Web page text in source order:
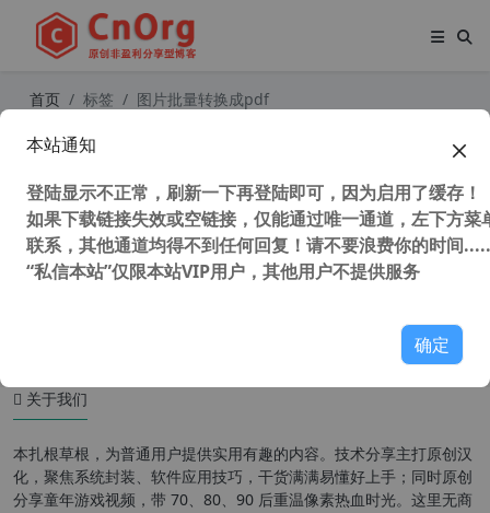
首页 标签 图片批量转换成pdf
持右键看图预览 图片批量压缩转换软
件
关于我们
本扎根草根，为普通用户提供实用有趣的内容。技术分享主打原创汉
化，聚焦系统封装、软件应用技巧，干货满满易懂好上手；同时原创
分享童年游戏视频，带 70、80、90 后重温像素热血时光。这里无商
本站通知
登陆显示不正常，刷新一下再登陆即可，因为启用了缓存！
如果下载链接失效或空链接，仅能通过唯一通道，左下方菜
联系，其他通道均得不到任何回复！请不要浪费你的时间
“私信本站”仅限本站VIP用户，其他用户不提供服务
确定